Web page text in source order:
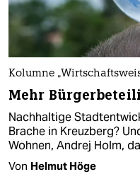
Kolumne
Mehr
Nachhaltige
Brache in Kreuzberg?
Wohnen, Andrej Holm,
Von Helmut Höge